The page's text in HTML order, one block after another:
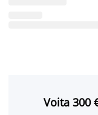
Voita 300